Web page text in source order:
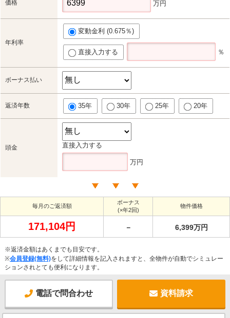
価格 万円
年利率
変動金利 (0.675％)
直接入力する ％
ボーナス払い
返済年数 35年 30年 25年 20年
頭金 直接入力する
万円
毎月のご返済額
ボーナス
(×年2回)
物件価格
171,104円 － 6,399万円
※返済金額はあくまでも目安です。
※会員登録(無料)をして詳細情報を記入されますと、全物件が自動でシミュレー
ションされとても便利になります。
電話で問合わせ 資料請求